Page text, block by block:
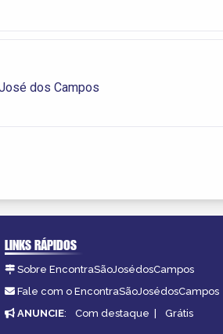
dos Campos
LINKS RÁPIDOS
Sobre EncontraSãoJosédosCampos
Fale com o EncontraSãoJosédosCampos
ANUNCIE: Com destaque | Grátis